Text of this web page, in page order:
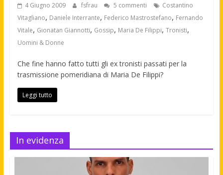
4 Giugno 2009 fsfrau 5 commenti
Costantino
Vitagliano, Daniele Interrante, Federico Mastrostefano, Fernando
Vitale, Gionatan Giannotti, Gossip, Maria De Filippi, Tronisti,
Uomini & Donne
Che fine hanno fatto tutti gli ex tronisti passati per la
trasmissione pomeridiana di Maria De Filippi?
Leggi tutto
In evidenza